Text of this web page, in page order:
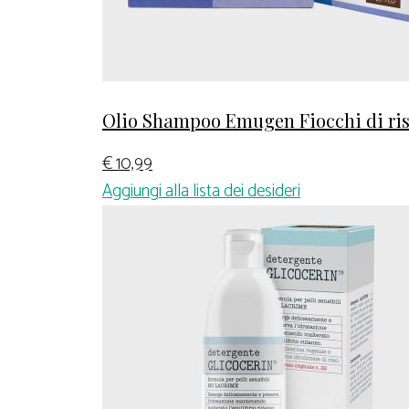
Olio Shampoo Emugen Fiocchi di
€10,99
Aggiungi alla lista dei desideri